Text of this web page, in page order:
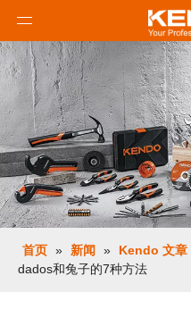
首页 » 新闻 » Kendo 文章
dados和兔子的7种方法